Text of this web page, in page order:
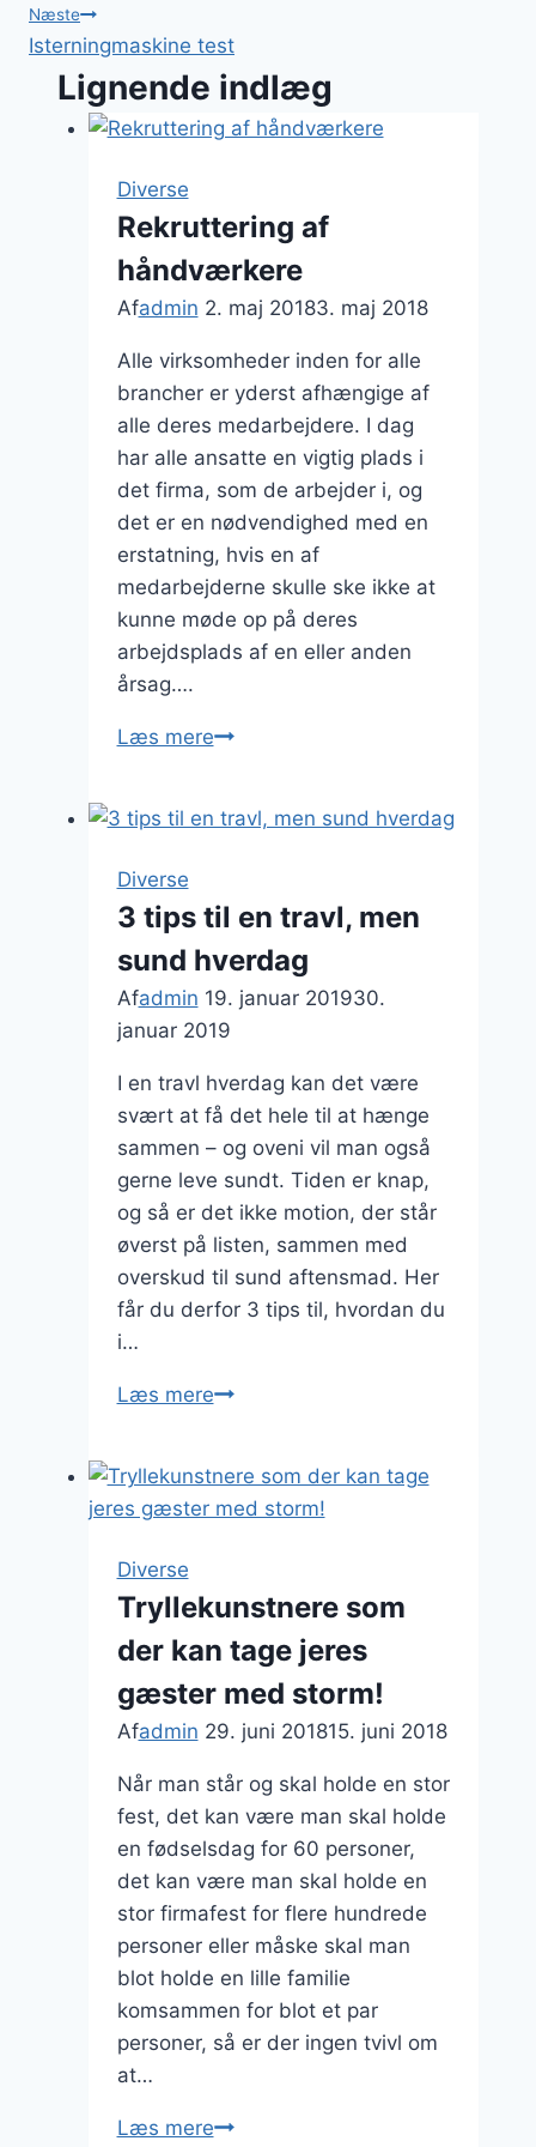
Næste
Isterningmaskine test
Lignende indlæg
Diverse
Rekruttering af
håndværkere
Afadmin 2. maj 20183. maj 2018
Alle virksomheder inden for alle
brancher er yderst afhængige af
alle deres medarbejdere. I dag
har alle ansatte en vigtig plads i
det firma, som de arbejder i, og
det er en nødvendighed med en
erstatning, hvis en af
medarbejderne skulle ske ikke at
kunne møde op på deres
arbejdsplads af en eller anden
årsag….
Læs mereRekruttering
Diverse
3 tips til en travl, men
sund hverdag
Afadmin 19. januar 201930.
januar 2019
I en travl hverdag kan det være
svært at få det hele til at hænge
sammen – og oveni vil man også
gerne leve sundt. Tiden er knap,
og så er det ikke motion, der står
øverst på listen, sammen med
overskud til sund aftensmad. Her
får du derfor 3 tips til, hvordan du
i…
Læs mere3
en
travl,
hverdag
Diverse
Tryllekunstnere som
der kan tage jeres
gæster med storm!
Afadmin 29. juni 201815. juni 2018
Når man står og skal holde en stor
fest, det kan være man skal holde
en fødselsdag for 60 personer,
det kan være man skal holde en
stor firmafest for flere hundrede
personer eller måske skal man
blot holde en lille familie
komsammen for blot et par
personer, så er der ingen tvivl om
at…
Læs mereTryllekunstnere